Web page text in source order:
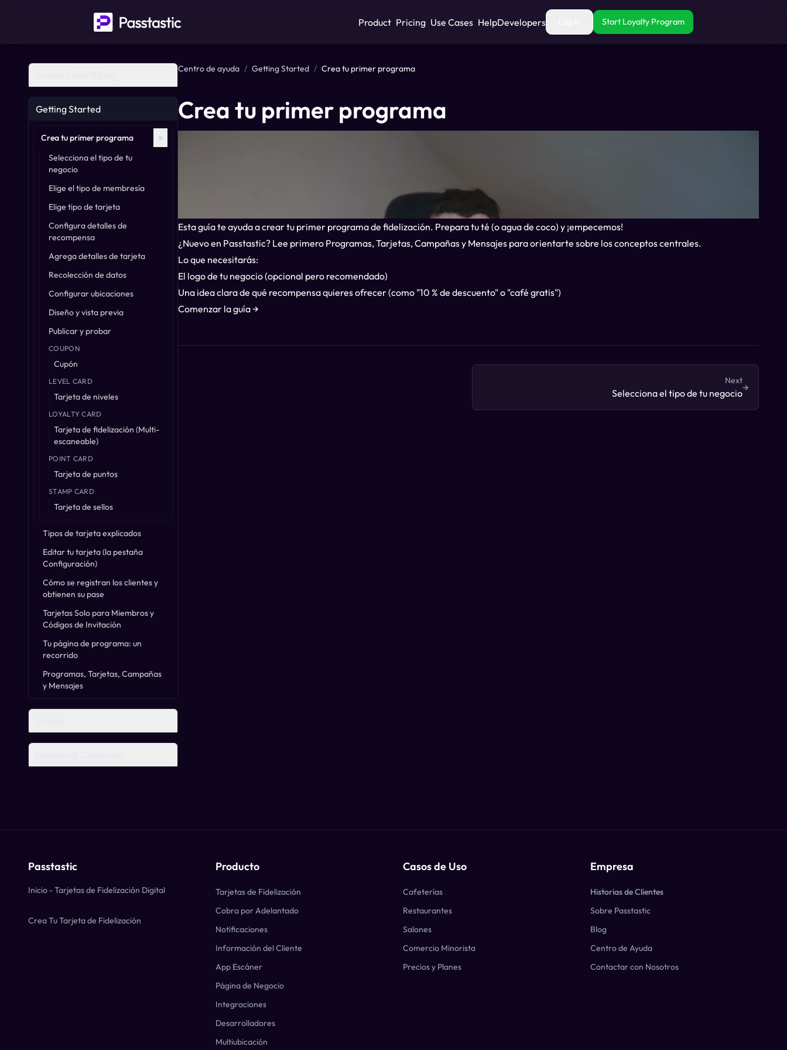
Product Pricing Use Cases HelpDevelopers Start Loyalty Program
Getting Started
Crea tu primer programa ▾
Selecciona el tipo de tu
negocio
Elige el tipo de membresía
Elige tipo de tarjeta
Configura detalles de
recompensa
Agrega detalles de tarjeta
Recolección de datos
Configurar ubicaciones
Diseño y vista previa
Publicar y probar
COUPON
Cupón
LEVEL CARD
Tarjeta de niveles
LOYALTY CARD
Tarjeta de fidelización (Multi-
escaneable)
POINT CARD
Tarjeta de puntos
STAMP CARD
Tarjeta de sellos
Tipos de tarjeta explicados
Editar tu tarjeta (la pestaña
Configuración)
Cómo se registran los clientes y
obtienen su pase
Tarjetas Solo para Miembros y
Códigos de Invitación
Tu página de programa: un
recorrido
Programas, Tarjetas, Campañas
y Mensajes
Centro de ayuda / Getting Started / Crea tu primer programa
Crea tu primer programa
Esta guía te ayuda a crear tu primer programa de fidelización. Prepara tu té (o agua de coco) y ¡empecemos!
¿Nuevo en Passtastic? Lee primero Programas, Tarjetas, Campañas y Mensajes para orientarte sobre los conceptos centrales.
Lo que necesitarás:
El logo de tu negocio (opcional pero recomendado)
Una idea clara de qué recompensa quieres ofrecer (como "10 % de descuento" o "café gratis")
Comenzar la guía →
Next
Selecciona el tipo de tu negocio→
Passtastic
Inicio - Tarjetas de Fidelización Digital
Crea Tu Tarjeta de Fidelización
Producto
Tarjetas de Fidelización
Cobra por Adelantado
Notificaciones
Información del Cliente
App Escáner
Página de Negocio
Integraciones
Desarrolladores
Multiubicación
Casos de Uso
Cafeterías
Restaurantes
Salones
Comercio Minorista
Precios y Planes
Empresa
Historias de Clientes
Sobre Passtastic
Blog
Centro de Ayuda
Contactar con Nosotros